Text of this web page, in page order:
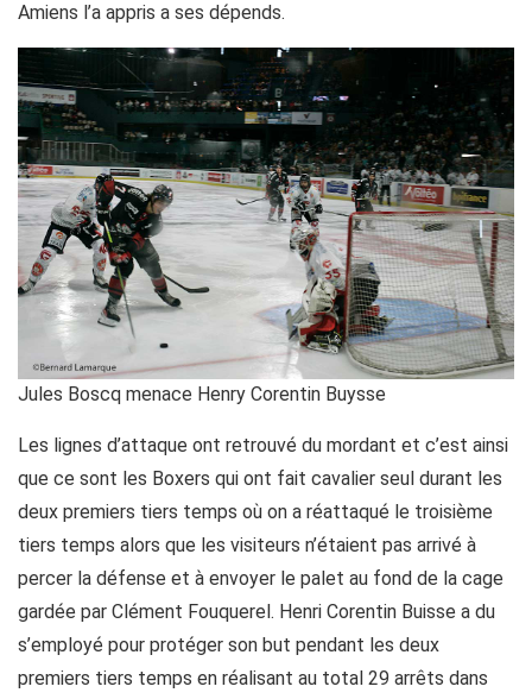
Amiens l’a appris a ses dépends.
Jules Boscq menace Henry Corentin Buysse
Les lignes d’attaque ont retrouvé du mordant et c’est ainsi
que ce sont les Boxers qui ont fait cavalier seul durant les
deux premiers tiers temps où on a réattaqué le troisième
tiers temps alors que les visiteurs n’étaient pas arrivé à
percer la défense et à envoyer le palet au fond de la cage
gardée par Clément Fouquerel. Henri Corentin Buisse a du
s’employé pour protéger son but pendant les deux
premiers tiers temps en réalisant au total 29 arrêts dans